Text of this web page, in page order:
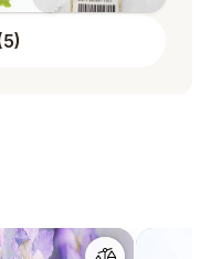
5)